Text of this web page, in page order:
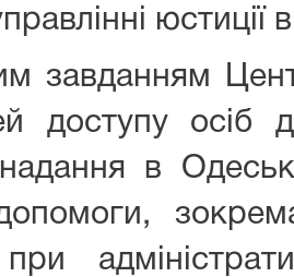
юстиції
доступу осіб
надання в